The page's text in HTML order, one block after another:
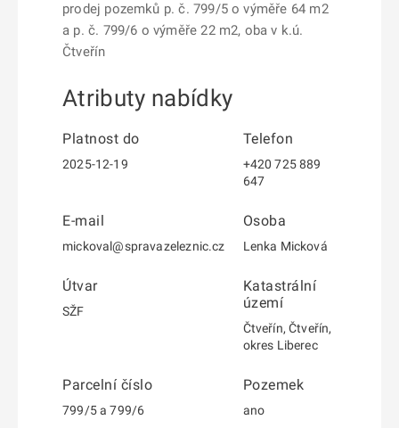
prodej pozemků p. č. 799/5 o výměře 64 m2
a p. č. 799/6 o výměře 22 m2, oba v k.ú.
Čtveřín
Atributy nabídky
Platnost do
2025-12-19
Telefon
+420 725 889
647
E-mail
mickoval@spravazeleznic.cz
Osoba
Lenka Micková
Útvar
SŽF
Katastrální
území
Čtveřín, Čtveřín,
okres Liberec
Parcelní číslo
799/5 a 799/6
Pozemek
ano